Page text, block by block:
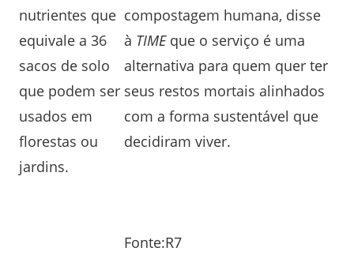
nutrientes que
equivale a 36
sacos de solo
que podem ser
usados em
florestas ou
jardins.
compostagem humana, disse
à TIMEque o serviço é uma
alternativa para quem quer ter
seus restos mortais alinhados
com a forma sustentável que
decidiram viver.
Fonte:R7